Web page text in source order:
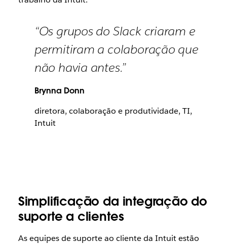
“Os grupos do Slack criaram e
permitiram a colaboração que
não havia antes.”
Brynna Donn
diretora, colaboração e produtividade, TI,
Intuit
Simplificação da integração do
suporte a clientes
As equipes de suporte ao cliente da Intuit estão